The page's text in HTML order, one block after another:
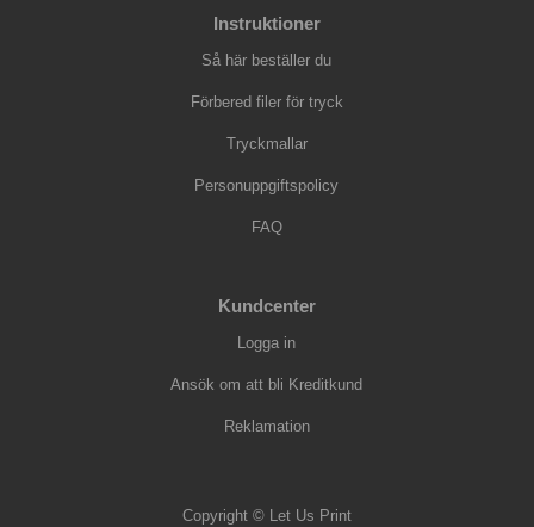
Instruktioner
Så här beställer du
Förbered filer för tryck
Tryckmallar
Personuppgiftspolicy
FAQ
Kundcenter
Logga in
Ansök om att bli Kreditkund
Reklamation
Copyright © Let Us Print